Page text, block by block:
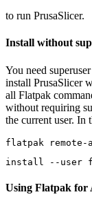
to run PrusaSlicer.
Install without
You need
install PrusaSlicer
all Flatpak
without requiring
the current user. In
flatpak
install --user
Using Flatpak for